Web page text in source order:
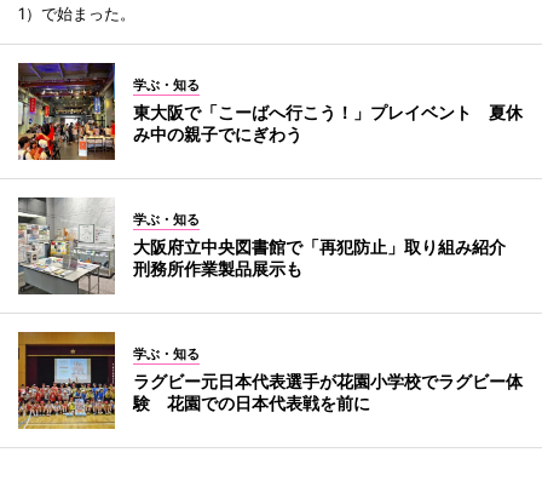
1）で始まった。
学ぶ・知る
東大阪で「こーばへ行こう！」プレイベント 夏休
み中の親子でにぎわう
学ぶ・知る
大阪府立中央図書館で「再犯防止」取り組み紹介
刑務所作業製品展示も
学ぶ・知る
ラグビー元日本代表選手が花園小学校でラグビー体
験 花園での日本代表戦を前に